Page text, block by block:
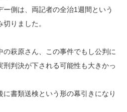
ー側は、両記者の全治1週間という
りました。
萩原さん、この事件でもし公判に
判決が下される可能性も大きかっ
に書類送検という形の幕引きになり